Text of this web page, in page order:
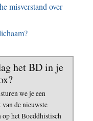
misverstand over
het BD in je
we je een
de nieuwste
op het Boeddhistisch